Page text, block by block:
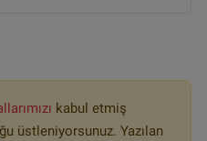
kabul etmiş
üstleniyorsunuz. Yazılan